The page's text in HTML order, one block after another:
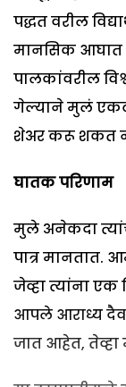
पद्धत वरील
मानसिक आघात
पालकांवरील
गेल्याने मुलं
शेअर करू शकत
घातक परिणाम
मुले अनेकदा
पात्र मानतात.
जेव्हा त्यांना
आपले आराध्य
जात आहेत, तेव्हा